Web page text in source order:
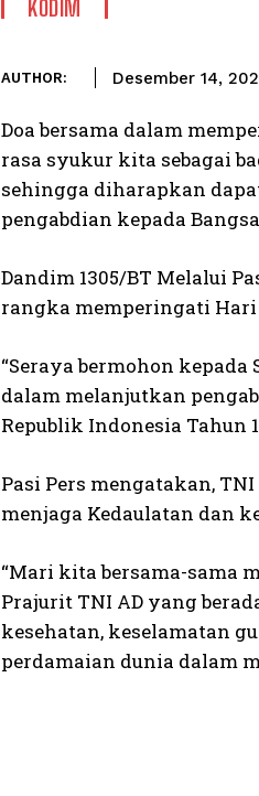
KODIM
AUTHOR: Desember 14,
Doa bersama dalam
rasa syukur kita sebagai
sehingga diharapkan
pengabdian kepada
Dandim 1305/BT Melalui
rangka memperingati Hari
“Seraya bermohon
dalam melanjutkan
Republik Indonesia Tahun
Pasi Pers mengatakan,
menjaga Kedaulatan dan
“Mari kita bersama-sama
Prajurit TNI AD yang
kesehatan, keselamatan
perdamaian dunia dalam